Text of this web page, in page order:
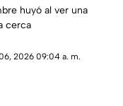
el Centro
de Morelia
huyó al ver una
cerca
2026 09:04 a. m.